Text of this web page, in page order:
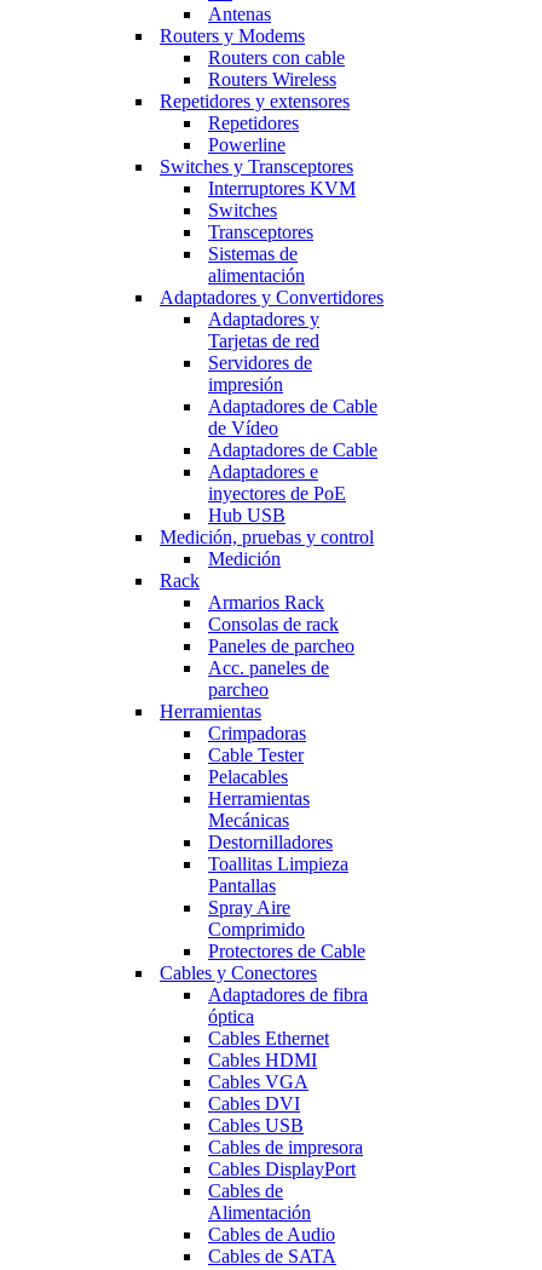
Antenas
Routers y Modems
Routers con cable
Routers Wireless
Repetidores y extensores
Repetidores
Powerline
Switches y Transceptores
Interruptores KVM
Switches
Transceptores
Sistemas de
alimentación
Adaptadores y Convertidores
Adaptadores y
Tarjetas de red
Servidores de
impresión
Adaptadores de Cable
de Vídeo
Adaptadores de Cable
Adaptadores e
inyectores de PoE
Hub USB
Medición, pruebas y control
Medición
Rack
Armarios Rack
Consolas de rack
Paneles de parcheo
Acc. paneles de
parcheo
Herramientas
Crimpadoras
Cable Tester
Pelacables
Herramientas
Mecánicas
Destornilladores
Toallitas Limpieza
Pantallas
Spray Aire
Comprimido
Protectores de Cable
Cables y Conectores
Adaptadores de fibra
óptica
Cables Ethernet
Cables HDMI
Cables VGA
Cables DVI
Cables USB
Cables de impresora
Cables DisplayPort
Cables de
Alimentación
Cables de Audio
Cables de SATA